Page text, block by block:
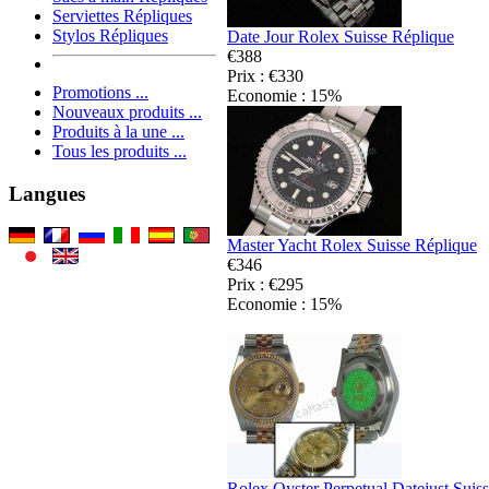
Serviettes Répliques
Stylos Répliques
Promotions ...
Nouveaux produits ...
Produits à la une ...
Tous les produits ...
Langues
Date Jour Rolex Suisse Réplique
€388
Prix : €330
Economie : 15%
Master Yacht Rolex Suisse Réplique
€346
Prix : €295
Economie : 15%